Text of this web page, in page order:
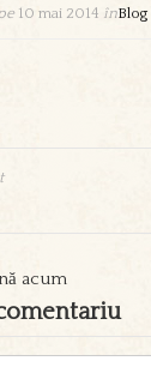
10 mai 2014 înBlog
acum